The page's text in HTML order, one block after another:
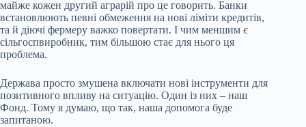
майже кожен другий аграрій про це говорить. Банки
встановлюють певні обмеження на нові ліміти кредитів,
та й діючі фермеру важко повертати. І чим меншим є
сільгоспвиробник, тим більшою стає для нього ця
проблема.
Держава просто змушена включати нові інструменти для
позитивного впливу на ситуацію. Один із них – наш
Фонд. Тому я думаю, що так, наша допомога буде
запитаною.